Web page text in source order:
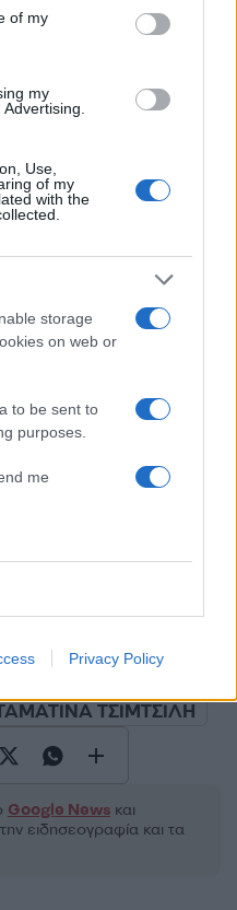
of my
my
Use,
of my
with the
storage
on web or
to be sent to
purposes.
me
Privacy Policy
εδώ
50 /50
της Google.
ΤΣΙΜΤΣΙΛΗ
Google News και
ειδησεογραφία και τα
πατέρα του σε
– «Δεν είπε ποτέ ότι